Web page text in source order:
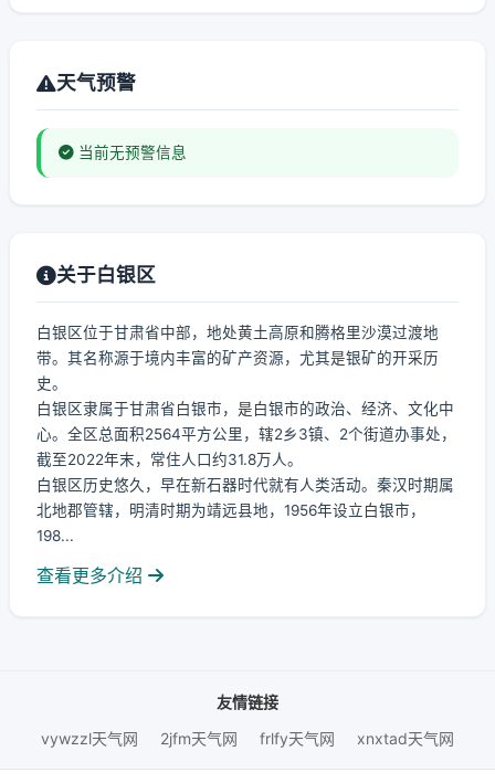
天气预警
当前无预警信息
关于白银区
白银区位于甘肃省中部，地处黄土高原和腾格里沙漠过渡地
带。其名称源于境内丰富的矿产资源，尤其是银矿的开采历
史。
白银区隶属于甘肃省白银市，是白银市的政治、经济、文化中
心。全区总面积2564平方公里，辖2乡3镇、2个街道办事处，
截至2022年末，常住人口约31.8万人。
白银区历史悠久，早在新石器时代就有人类活动。秦汉时期属
北地郡管辖，明清时期为靖远县地，1956年设立白银市，
198...
查看更多介绍
友情链接
vywzzl天气网
2jfm天气网 frlfy天气网 xnxtad天气网